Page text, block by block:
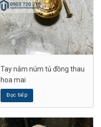
Tay nắm núm tủ đồng thau
hoa mai
Đọc tiếp